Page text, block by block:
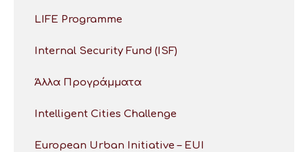
LIFE Programme
Internal Security Fund (ISF)
Άλλα Προγράμματα
Intelligent Cities Challenge
European Urban Initiative – EUI